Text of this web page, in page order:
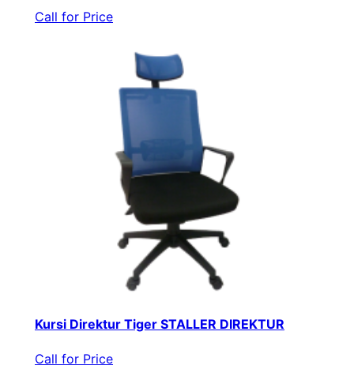
Call for Price
Kursi Direktur Tiger STALLER DIREKTUR
Call for Price